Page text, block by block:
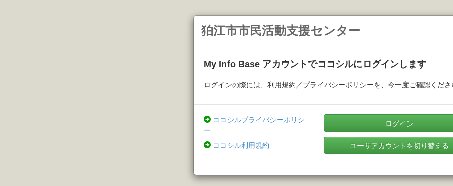
狛江市市民活動支援センター
My Info Base アカウントでココシルにログインします
ログインの際には、利用規約／プライバシーポリシーを、今一度ご確認くだ
ココシルプライバシーポリシ
ー
ココシル利用規約
ログイン
ユーザアカウントを切り替える